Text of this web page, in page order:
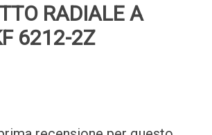
RADIALE A
6212-2Z